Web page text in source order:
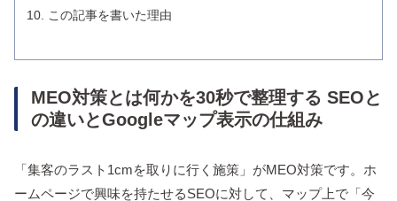
この記事を書いた理由
MEO対策とは何かを30秒で整理する SEOと
の違いとGoogleマップ表示の仕組み
「集客のラスト1cmを取りに行く施策」がMEO対策です。ホ
ームページで興味を持たせるSEOに対して、マップ上で「今